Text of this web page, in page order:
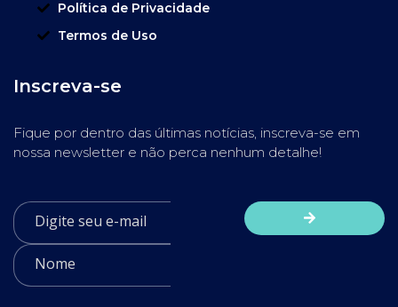
Política de Privacidade
Termos de Uso
Inscreva-se
Fique por dentro das últimas notícias, inscreva-se em
nossa newsletter e não perca nenhum detalhe!